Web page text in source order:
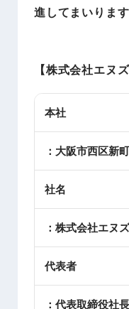
進してまいります
【株式会社エヌ
本社
：大阪市西区新
社名
：株式会社エヌ
代表者
：代表取締役社